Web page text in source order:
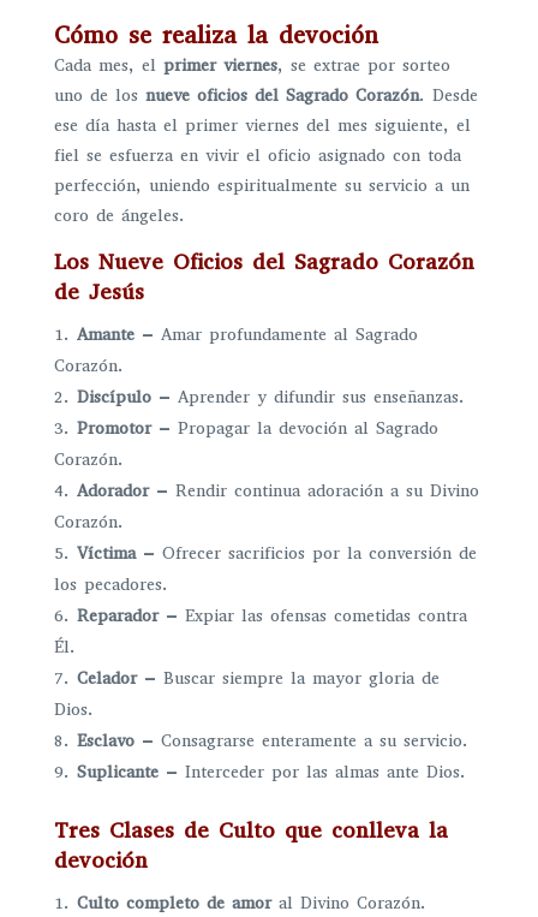
Cómo se realiza la devoción
Cada mes, el primer viernes, se extrae por sorteo
uno de los nueve oficios del Sagrado Corazón. Desde
ese día hasta el primer viernes del mes siguiente, el
fiel se esfuerza en vivir el oficio asignado con toda
perfección, uniendo espiritualmente su servicio a un
coro de ángeles.
Los Nueve Oficios del Sagrado Corazón
de Jesús
Amante– Amar profundamente al Sagrado
Corazón.
Discípulo– Aprender y difundir sus enseñanzas.
Promotor– Propagar la devoción al Sagrado
Corazón.
Adorador– Rendir continua adoración a su Divino
Corazón.
Víctima– Ofrecer sacrificios por la conversión de
los pecadores.
Reparador– Expiar las ofensas cometidas contra
Él.
Celador– Buscar siempre la mayor gloria de
Dios.
Esclavo– Consagrarse enteramente a su servicio.
Suplicante– Interceder por las almas ante Dios.
Tres Clases de Culto que conlleva la
devoción
Culto completo de amoral Divino Corazón.